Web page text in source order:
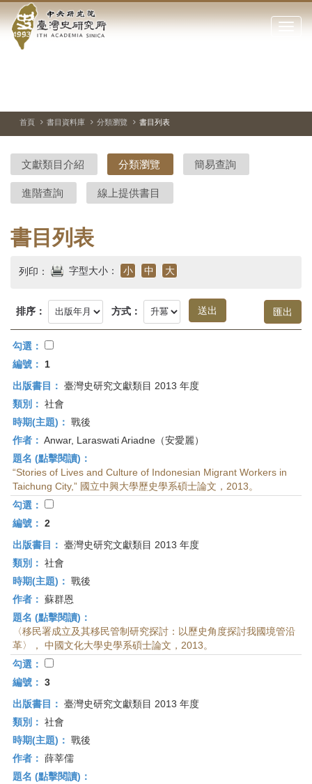
到中
央
院-
臺
灣
史
研
究
首
頁
點
閉
站
停、
圖
圖
結
首頁 書目資料庫 分類瀏覽 書目列表
文獻類目介紹 分類瀏覽 簡易查詢
進階查詢 線上提供書目
書目列表
列印： 字型大小： 小 中 大
排序： 方式：
勾選：
編號：
1
出版書目： 臺灣史研究文獻類目 2013 年度
類別： 社會
時期(主題)： 戰後
作者： Anwar, Laraswati Ariadne（安愛麗）
題名 (點擊閱讀)：
“Stories of Lives and Culture of Indonesian Migrant Workers in
Taichung City,” 國立中興大學歷史學系碩士論文，2013。
勾選：
編號： 2
出版書目： 臺灣史研究文獻類目 2013 年度
類別： 社會
時期(主題)： 戰後
作者： 蘇群恩
題名 (點擊閱讀)：
〈移民署成立及其移民管制研究探討：以歷史角度探討我國境管沿
革〉， 中國文化大學史學系碩士論文，2013。
勾選：
編號： 3
出版書目： 臺灣史研究文獻類目 2013 年度
類別： 社會
時期(主題)： 戰後
作者： 薛莘儒
題名 (點擊閱讀)：